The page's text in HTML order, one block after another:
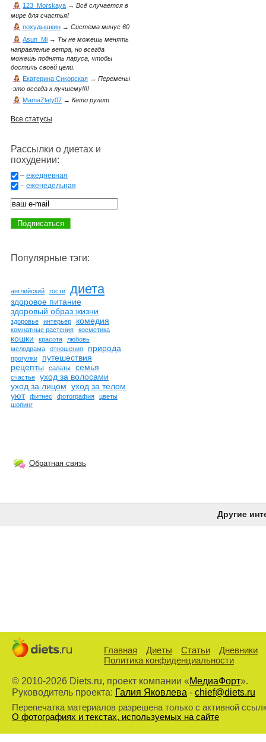
123_Morskaya → Всё случается в
мире для счастья!
похудышкин → Система минус 60
Asun_Mi → Ты не можешь менять
направление ветра, но всегда
можешь поднять паруса, чтобы
достичь своей цели.
Екатерина Сикорская → Перемены
-это всегда к лучшему!!!!
MamaZlaty07 → Кето рулит
Все статусы
Рассылки о диетах и
похудении:
– ежедневная
– еженедельная
Популярные тэги:
английский гости диета
здоровое питание
здоровый образ жизни
здоровье интерьер комедия
комнатные растения косметика
кошки красота
любовь
мелодрама
отношения природа
прогулки
путешествия
рецепты
салаты семья
счастье
уход за волосами
уход за лицом уход за телом
уют
фитнес фотография
цветы
шопинг
Обратная связь
Другие
Главная Диеты Статьи
Дневники
Политика конфиденциальности
© 2010-2026 Diets.ru, проект компании «МедиаФорт».
Руководитель проекта: Галия Яковлева - chief@diets.ru
Перепечатка материалов разрешена только с активной
О фотографиях и текстах, используемых на сайте